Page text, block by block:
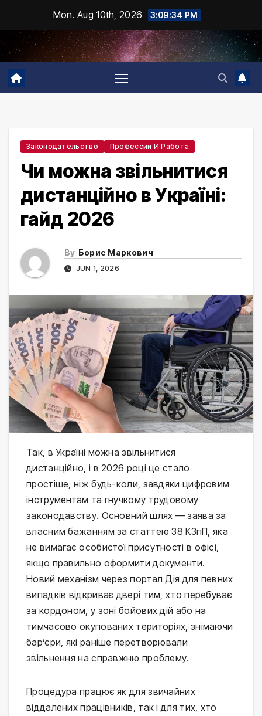
content
Mon. Aug 10th, 2026 3:09:36 PM
Законодательство Профессии И Работа
Чи можна звільнитися
дистанційно в Україні:
гайд 2026
By Борис Маркович
JUN 1, 2026
Так, в Україні можна звільнитися
дистанційно, і в 2026 році це стало
простіше, ніж будь-коли, завдяки цифровим
інструментам та гнучкому трудовому
законодавству. Основний шлях — заява за
власним бажанням за статтею 38 КЗпП, яка
не вимагає особистої присутності в офісі,
якщо правильно оформити документи.
Новий механізм через портал Дія для певних
випадків відкриває двері тим, хто перебуває
за кордоном, у зоні бойових дій або на
тимчасово окупованих територіях, знімаючи
бар’єри, які раніше перетворювали
звільнення на справжню проблему.
Процедура працює як для звичайних
віддалених працівників, так і для тих, хто